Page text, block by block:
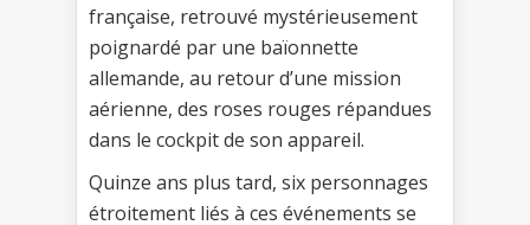
française, retrouvé mystérieusement
poignardé par une baïonnette
allemande, au retour d’une mission
aérienne, des roses rouges répandues
dans le cockpit de son appareil.
Quinze ans plus tard, six personnages
étroitement liés à ces événements se